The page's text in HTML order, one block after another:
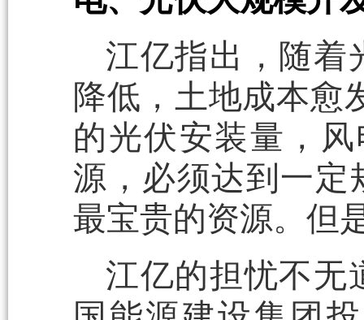
江亿指出，随着
降低，土地成本愈
的光伏安装量，
源，必须达到一定
最宝贵的资源。但
江亿的担忧不无